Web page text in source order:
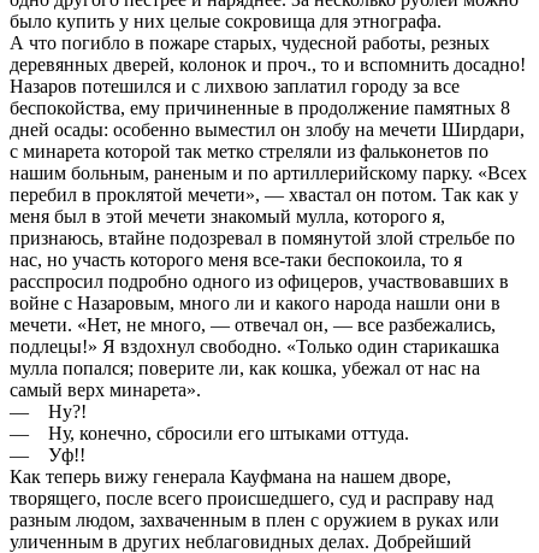
было купить у них целые сокровища для этнографа.
А что погибло в пожаре старых, чудесной работы, резных
деревянных дверей, колонок и проч., то и вспомнить досадно!
Назаров потешился и с лихвою заплатил городу за все
беспокойства, ему причиненные в продолжение памятных 8
дней осады: особенно выместил он злобу на мечети Ширдари,
с минарета которой так метко стреляли из фальконетов по
нашим больным, раненым и по артиллерийскому парку. «Всех
перебил в проклятой мечети», — хвастал он потом. Так как у
меня был в этой мечети знакомый мулла, которого я,
признаюсь, втайне подозревал в помянутой злой стрельбе по
нас, но участь которого меня все-таки беспокоила, то я
расспросил подробно одного из офицеров, участвовавших в
войне с Назаровым, много ли и какого народа нашли они в
мечети. «Нет, не много, — отвечал он, — все разбежались,
подлецы!» Я вздохнул свободно. «Только один старикашка
мулла попался; поверите ли, как кошка, убежал от нас на
самый верх минарета».
— Ну?!
— Ну, конечно, сбросили его штыками оттуда.
— Уф!!
Как теперь вижу генерала Кауфмана на нашем дворе,
творящего, после всего происшедшего, суд и расправу над
разным людом, захваченным в плен с оружием в руках или
уличенным в других неблаговидных делах. Добрейший